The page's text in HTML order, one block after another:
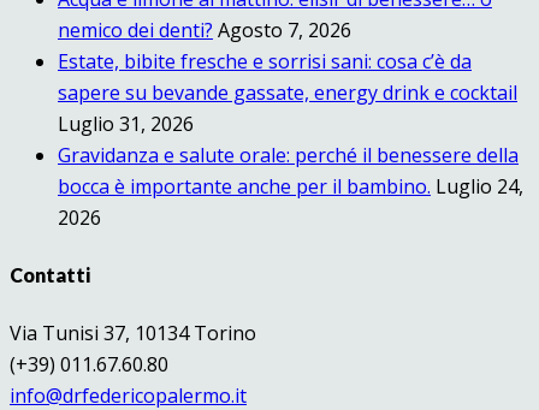
nemico dei denti? Agosto 7, 2026
Estate, bibite fresche e sorrisi sani: cosa c’è da
sapere su bevande gassate, energy drink e cocktail
Luglio 31, 2026
Gravidanza e salute orale: perché il benessere della
bocca è importante anche per il bambino. Luglio 24,
2026
Contatti
Via Tunisi 37, 10134 Torino
(+39) 011.67.60.80
info@drfedericopalermo.it